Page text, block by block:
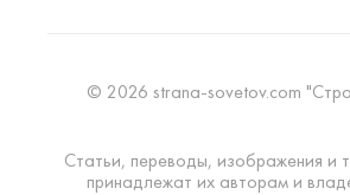
© 2026 strana-sovetov.com
Статьи, переводы, изображения и
принадлежат их авторам и